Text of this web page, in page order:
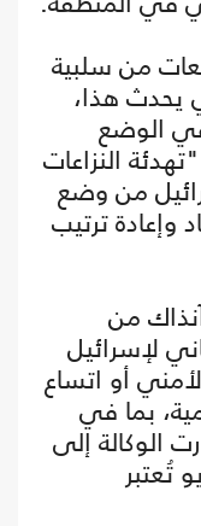
من سلبية
يحدث هذا،
في الوضع
النزاعات
من وضع
ترتيب
من
لإسرائيل
أو اتساع
بما في
الوكالة إلى
تُعتبر